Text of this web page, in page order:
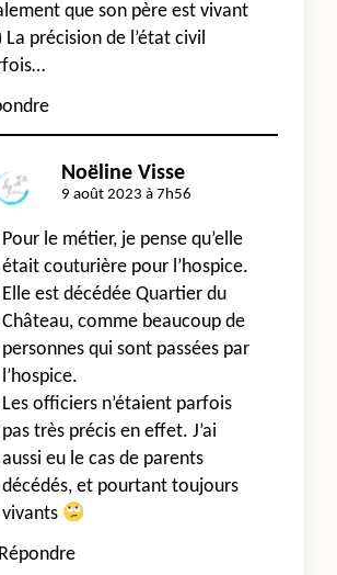
que son père est vivant
La précision de l’état civil
Noëline Visse
9 août 2023 à 7h56
Pour le métier, je pense qu’elle
était couturière pour l’hospice.
Elle est décédée Quartier du
Château, comme beaucoup de
personnes qui sont passées par
l’hospice.
Les officiers n’étaient parfois
pas très précis en effet. J’ai
aussi eu le cas de parents
décédés, et pourtant toujours
vivants
Répondre